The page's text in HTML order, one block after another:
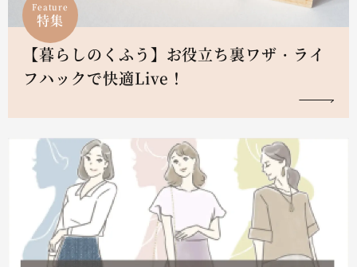
Feature
特集
【暮らしのくふう】お役立ち裏ワザ・ライ
フハックで快適Live！